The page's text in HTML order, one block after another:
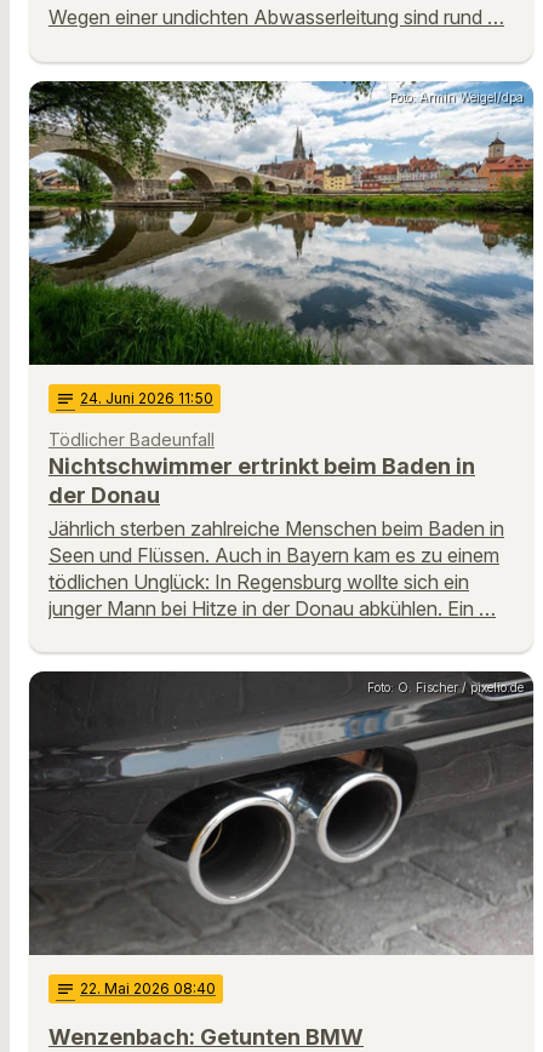
Wegen einer undichten Abwasserleitung sind rund …
Foto: Armin Weigel/dpa
notes 24. Juni 2026 11:50
Tödlicher Badeunfall
Nichtschwimmer ertrinkt beim Baden in
der Donau
Jährlich sterben zahlreiche Menschen beim Baden in
Seen und Flüssen. Auch in Bayern kam es zu einem
tödlichen Unglück: In Regensburg wollte sich ein
junger Mann bei Hitze in der Donau abkühlen. Ein …
Foto: O. Fischer / pixelio.de
notes 22. Mai 2026 08:40
Wenzenbach: Getunten BMW